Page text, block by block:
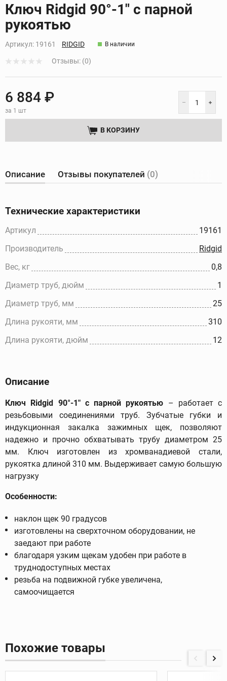
Кликните, чтобы скопировать прямую ссылку
Ключ Ridgid 90°-1" с парной
рукоятью
Артикул: 19161 RIDGID В наличии
Отзывы: (0)
6 884 ₽
за 1 шт
В КОРЗИНУ
Описание Отзывы покупателей (0)
Технические характеристики
Артикул
19161
Производитель
Ridgid
Вес, кг
0,8
Диаметр труб, дюйм
1
Диаметр труб, мм
25
Длина рукояти, мм
310
Длина рукояти, дюйм
12
Описание
Ключ Ridgid 90°-1" с парной рукоятью – работает с
резьбовыми соединениями труб. Зубчатые губки и
индукционная закалка зажимных щек, позволяют
надежно и прочно обхватывать трубу диаметром 25
мм. Ключ изготовлен из хромванадиевой стали,
рукоятка длиной 310 мм. Выдерживает самую большую
нагрузку
Особенности:
наклон щек 90 градусов
изготовлены на сверхточном оборудовании, не
заедают при работе
благодаря узким щекам удобен при работе в
труднодоступных местах
резьба на подвижной губке увеличена,
самоочищается
Похожие товары